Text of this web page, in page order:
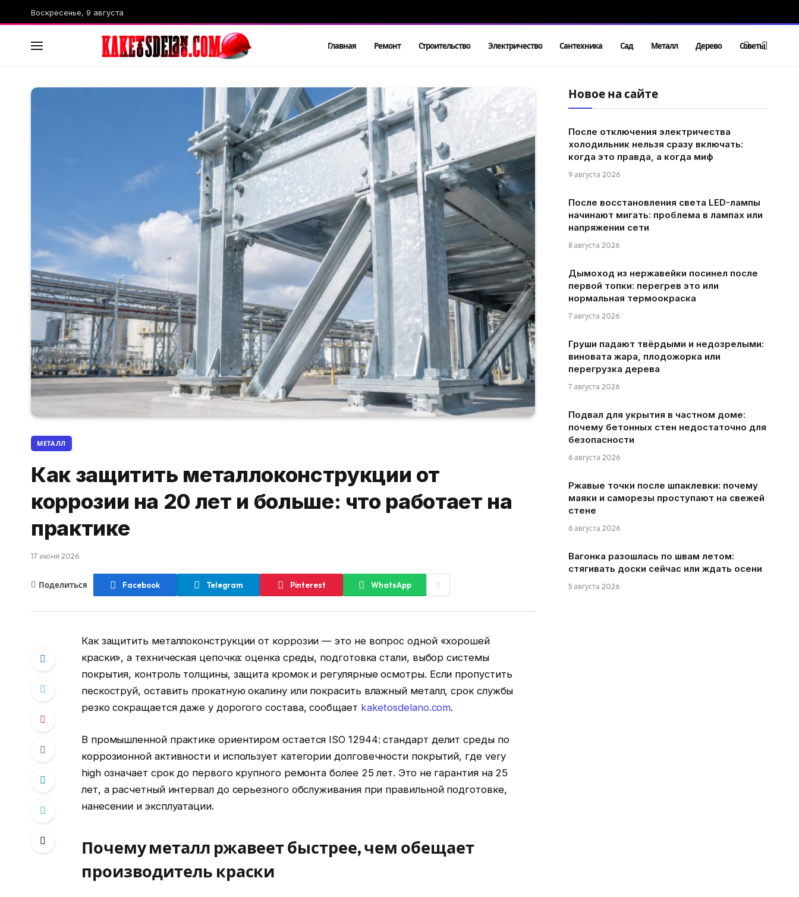
Воскресенье, 9 августа
Главная Ремонт Строительство Электричество Сантехника Сад Металл Дерево Советы
МЕТАЛЛ
Как защитить металлоконструкции от
коррозии на 20 лет и больше: что работает на
практике
17 июня 2026
Поделиться Facebook Telegram Pinterest WhatsApp
Как защитить металлоконструкции от коррозии — это не вопрос одной «хорошей
краски», а техническая цепочка: оценка среды, подготовка стали, выбор системы
покрытия, контроль толщины, защита кромок и регулярные осмотры. Если пропустить
пескоструй, оставить прокатную окалину или покрасить влажный металл, срок службы
резко сокращается даже у дорогого состава, сообщает kaketosdelano.com.
В промышленной практике ориентиром остается ISO 12944: стандарт делит среды по
коррозионной активности и использует категории долговечности покрытий, где very
high означает срок до первого крупного ремонта более 25 лет. Это не гарантия на 25
лет, а расчетный интервал до серьезного обслуживания при правильной подготовке,
нанесении и эксплуатации.
Почему металл ржавеет быстрее, чем обещает
производитель краски
Новое на сайте
После отключения электричества
холодильник нельзя сразу включать:
когда это правда, а когда миф
9 августа 2026
После восстановления света LED-лампы
начинают мигать: проблема в лампах или
напряжении сети
8 августа 2026
Дымоход из нержавейки посинел после
первой топки: перегрев это или
нормальная термоокраска
7 августа 2026
Груши падают твёрдыми и недозрелыми:
виновата жара, плодожорка или
перегрузка дерева
7 августа 2026
Подвал для укрытия в частном доме:
почему бетонных стен недостаточно для
безопасности
6 августа 2026
Ржавые точки после шпаклевки: почему
маяки и саморезы проступают на свежей
стене
6 августа 2026
Вагонка разошлась по швам летом:
стягивать доски сейчас или ждать осени
5 августа 2026